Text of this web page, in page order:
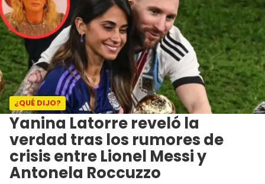
¿QUÉ DIJO?
Yanina Latorre reveló la
verdad tras los rumores de
crisis entre Lionel Messi y
Antonela Roccuzzo